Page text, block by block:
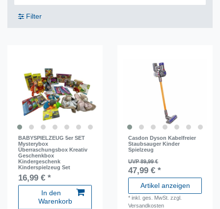
Filter
BABYSPIELZEUG 5er SET
Mysterybox
Überraschungsbox Kreativ
Geschenkbox
Kindergeschenk
Kinderspielzeug Set
16,99 € *
In den
Warenkorb
Casdon Dyson Kabelfreier
Staubsauger Kinder
Spielzeug
UVP 89,99 €
47,99 € *
Artikel anzeigen
*inkl. ges. MwSt. zzgl.
Versandkosten